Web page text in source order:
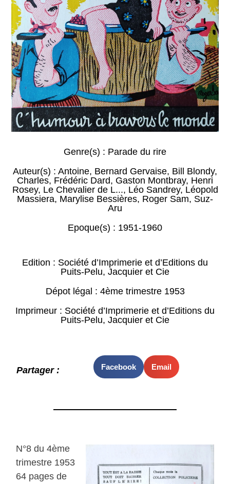
Genre(s) : Parade du rire
Auteur(s) : Antoine, Bernard Gervaise, Bill Blondy,
Charles, Frédéric Dard, Gaston Montbray, Henri
Rosey, Le Chevalier de L..., Léo Sandrey, Léopold
Massiera, Marylise Bessières, Roger Sam, Suz-
Aru
Epoque(s) : 1951-1960
Edition : Société d’Imprimerie et d’Editions du
Puits-Pelu, Jacquier et Cie
Dépot légal : 4ème trimestre 1953
Imprimeur : Société d’Imprimerie et d’Editions du
Puits-Pelu, Jacquier et Cie
Partager : Facebook Email
N°8 du 4ème
trimestre 1953
64 pages de